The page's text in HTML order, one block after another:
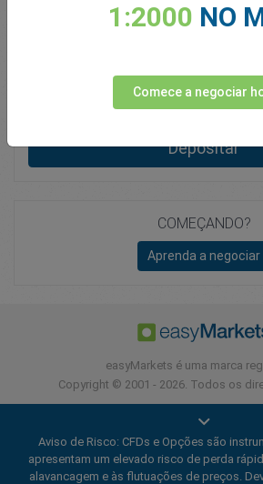
Saldo para trading
Lucro/Prejuízo Total em Aberto
Depositar
COMEÇANDO?
Aprenda a negociar
easyMarkets é uma marca
Copyright © 2001 - 2026. Todos os
1:2000 NO
Comece a negociar
Aviso de Risco: CFDs e Opções são
apresentam um elevado risco de perda
alavancagem e às flutuações de preços.